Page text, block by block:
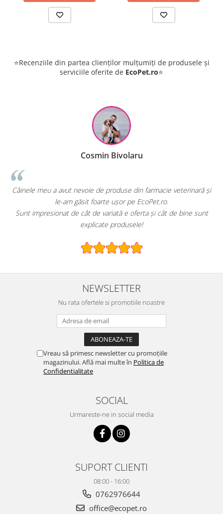
⭐Recenziile din partea clienților mulțumiți de produsele și
serviciile oferite de EcoPet.ro⭐
Cosmin Bivolaru
Câinele meu a avut nevoie de produse din farmacie veterinară și
le-am găsit foarte ușor pe EcoPet.ro.
Sunt impresionat de cât de variată e oferta și cât de bine sunt
explicate produsele!
NEWSLETTER
Nu rata ofertele si promotiile noastre
Vreau să primesc newsletter cu promoțiile
magazinului. Află mai multe în Politica de
Confidentialitate
SOCIAL
Urmareste-ne in social media
SUPORT CLIENTI
08:00 - 16:00
0762976644
office@ecopet.ro